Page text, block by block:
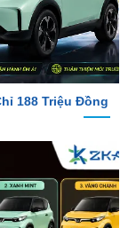
188 Triệu Đồng